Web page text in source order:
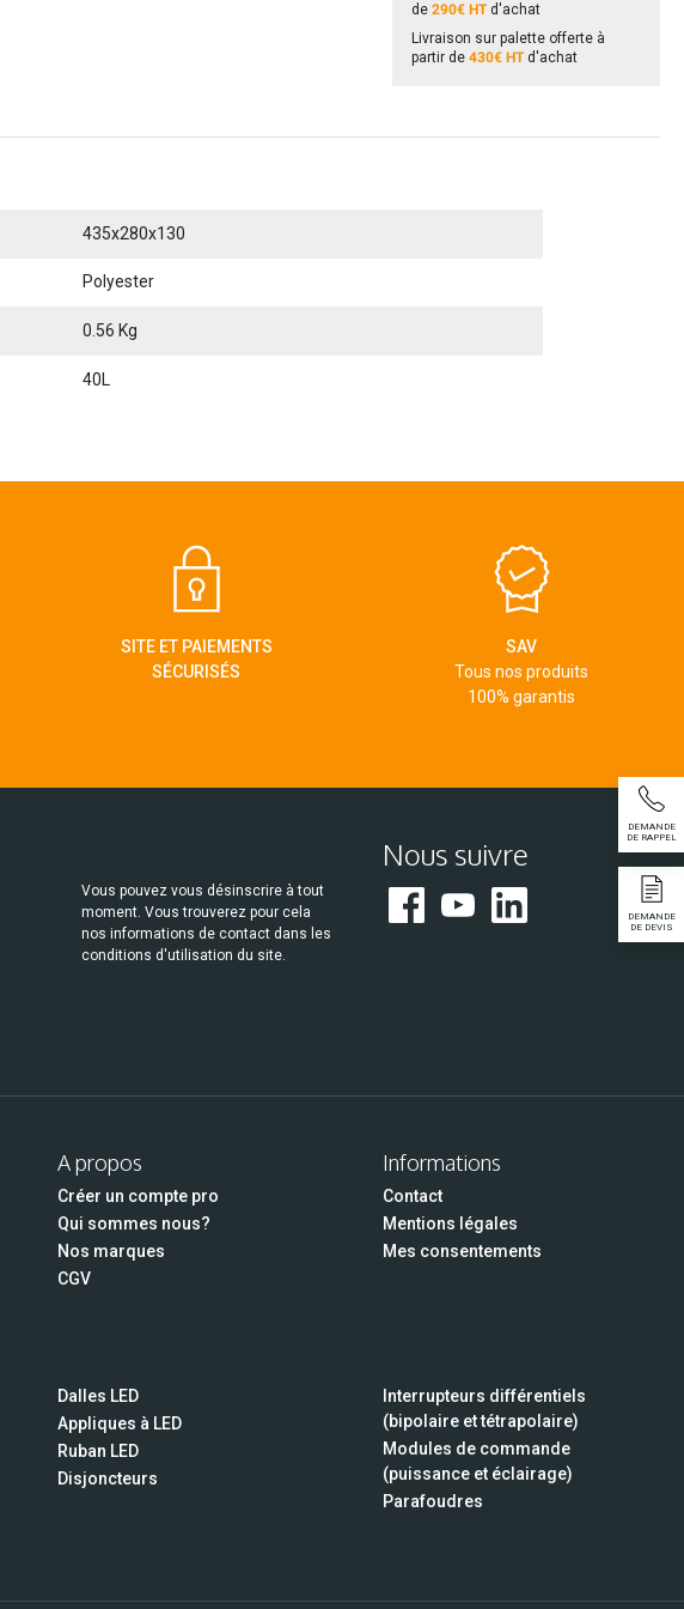
de 290€ HTd'achat
Livraison sur palette offerte à
partir de 430€ HTd'achat
435x280x130
Polyester
0.56 Kg
40L
SITE ET PAIEMENTS
SÉCURISÉS
SAV
Tous nos produits
100% garantis
Vous pouvez vous désinscrire à tout
moment. Vous trouverez pour cela
nos informations de contact dans les
conditions d'utilisation du site.
Nous suivre
A propos
Créer un compte pro
Qui sommes nous?
Nos marques
CGV
Informations
Contact
Mentions légales
Mes consentements
Dalles LED
Appliques à LED
Ruban LED
Disjoncteurs
Interrupteurs différentiels
(bipolaire et tétrapolaire)
Modules de commande
(puissance et éclairage)
Parafoudres
DEMANDE
DE DEVIS
DEMANDE
DE RAPPEL